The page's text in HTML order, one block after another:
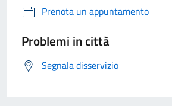
Prenota un appuntamento
Problemi in città
Segnala disservizio